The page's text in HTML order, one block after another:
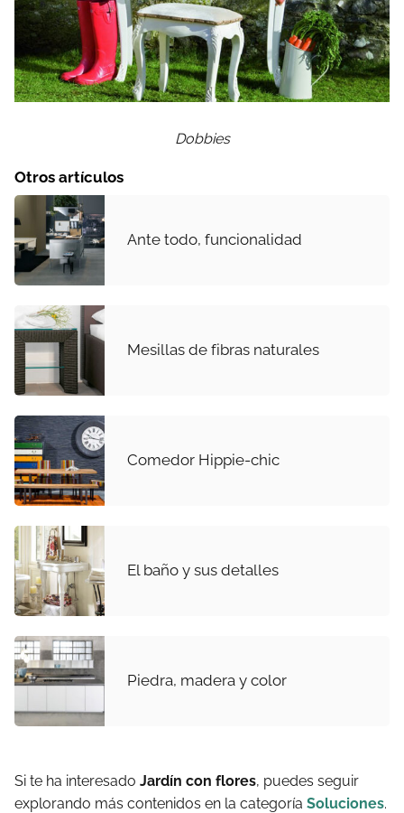
Dobbies
Otros artículos
Ante todo, funcionalidad
Mesillas de fibras naturales
Comedor Hippie-chic
El baño y sus detalles
Piedra, madera y color
Si te ha interesado Jardín con flores, puedes seguir
explorando más contenidos en la categoría Soluciones.